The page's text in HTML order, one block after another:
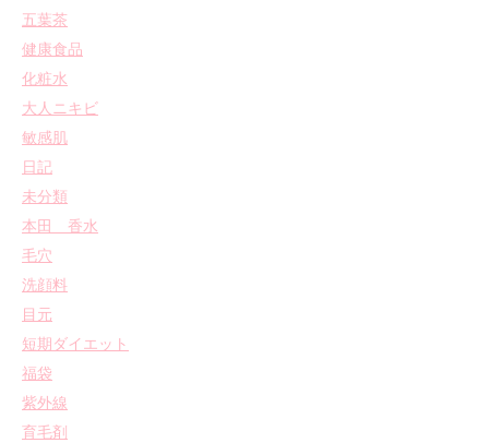
五葉茶
健康食品
化粧水
大人ニキビ
敏感肌
日記
未分類
本田 香水
毛穴
洗顔料
目元
短期ダイエット
福袋
紫外線
育毛剤